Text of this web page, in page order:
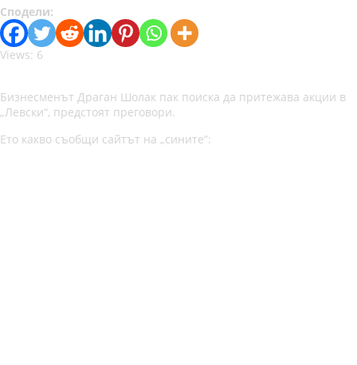
Сподели:
Views: 6
Бизнесменът Драган Шолак пак поиска да притежава акции в
„Левски“, предстоят преговори.
Ето какво съобщи сайтът на „сините“: